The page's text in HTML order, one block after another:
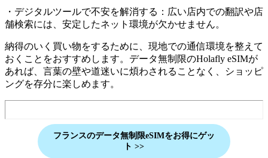
・デジタルツールで不安を解消する：広い店内での翻訳や店
舗検索には、安定したネット環境が欠かせません。
納得のいく買い物をするために、現地での通信環境を整えて
おくことをおすすめします。データ無制限のHolafly eSIMが
あれば、言葉の壁や道迷いに煩わされることなく、ショッピ
ングを存分に楽しめます。
フランスのデータ無制限eSIMをお得にゲッ
ト >>